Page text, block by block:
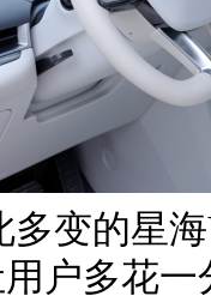
多变的星
户多花